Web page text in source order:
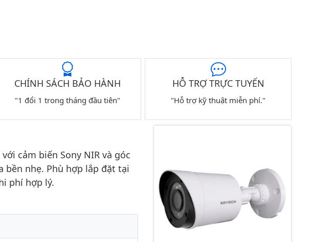
CHÍNH SÁCH BẢO HÀNH
"1 đổi 1 trong tháng đầu tiên"
HỖ TRỢ TRỰC TUYẾN
"Hỗ trợ kỹ thuật miễn phí."
cảm biến Sony NIR và góc
bền nhẹ. Phù hợp lắp đặt tại
phí hợp lý.